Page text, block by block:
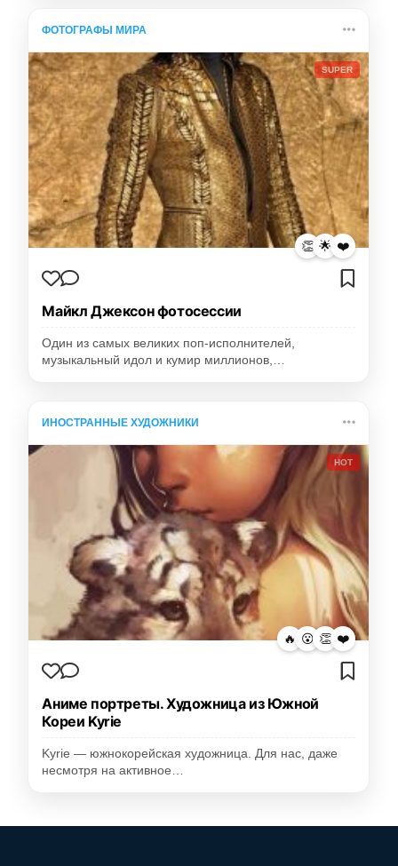
ФОТОГРАФЫ МИРА
SUPER
👏 🌟 ❤️
Майкл Джексон фотосессии
Один из самых великих поп-исполнителей,
музыкальный идол и кумир миллионов,…
ИНОСТРАННЫЕ ХУДОЖНИКИ
HOT
🔥 😮 👏 ❤️
Аниме портреты. Художница из Южной
Кореи Kyrie
Kyrie — южнокорейская художница. Для нас, даже
несмотря на активное…